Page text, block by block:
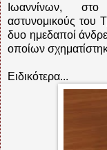
Ιωαννίνων,
αστυνομικούς του
δυο ημεδαποί
οποίων
Ειδικότερα...